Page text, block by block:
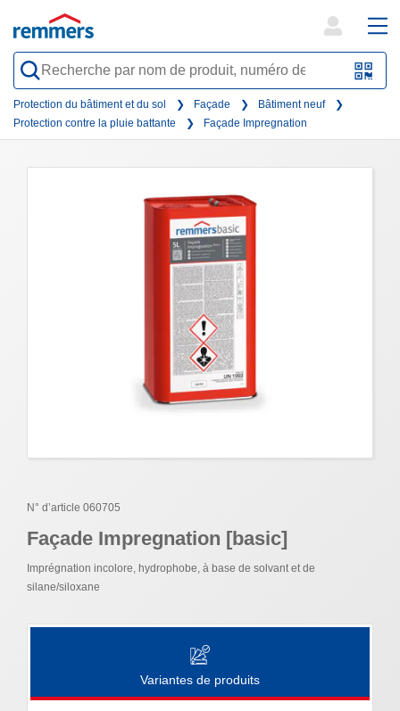
QR-
search
form
Protection du bâtiment et du sol Façade
Bâtiment neuf
Protection contre la pluie battante
Façade Impregnation
N° d’article 060705
Façade Impregnation [basic]
Imprégnation incolore, hydrophobe, à base de solvant et de
silane/siloxane
Variantes de produits